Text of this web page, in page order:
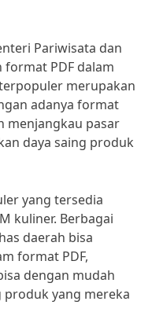
Pariwisata dan
format PDF dalam
merupakan
adanya format
menjangkau pasar
daya saing produk
yang tersedia
kuliner. Berbagai
daerah bisa
format PDF,
dengan mudah
yang mereka